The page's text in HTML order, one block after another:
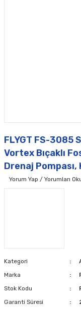
FLYGT FS-3085
Vortex Bıçaklı
Drenaj
Yorum Yap / Yorumları
Kategori
Marka
Stok Kodu
Garanti Süresi